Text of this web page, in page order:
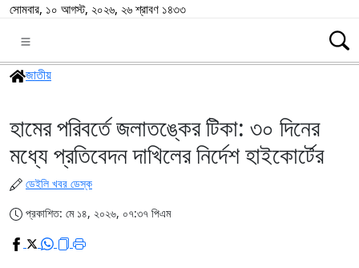
সোমবার, ১০ আগস্ট, ২০২৬, ২৬ শ্রাবণ ১৪৩৩
জাতীয়
হামের পরিবর্তে জলাতঙ্কের টিকা: ৩০ দিনের
মধ্যে প্রতিবেদন দাখিলের নির্দেশ হাইকোর্টের
ডেইলি খবর ডেস্ক
প্রকাশিত: মে ১৪, ২০২৬, ০৭:৩৭ পিএম